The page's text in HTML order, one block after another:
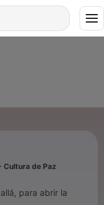
Cultura de Paz
para abrir la